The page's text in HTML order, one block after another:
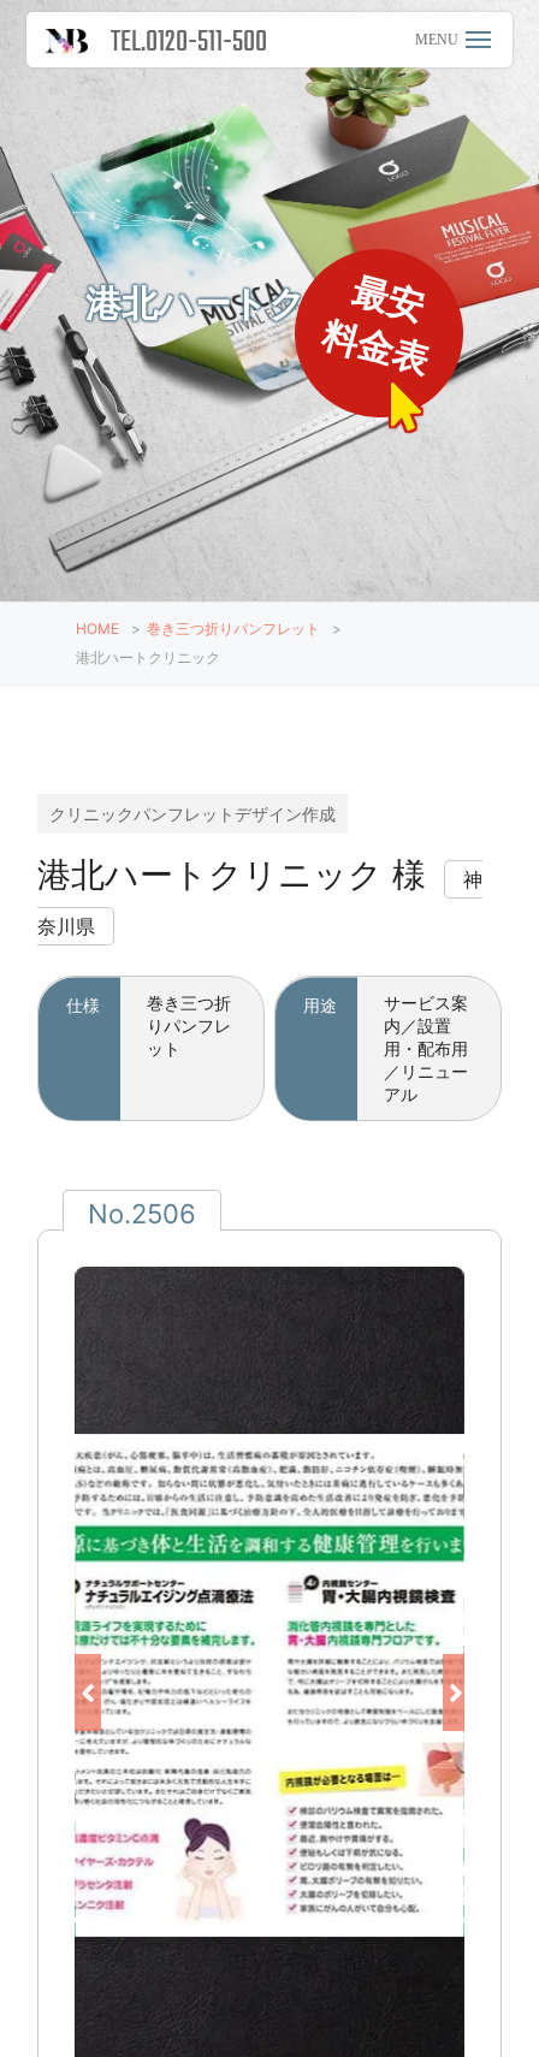
TEL.0120-511-500
港北ハートクリニック
最安
料金表
HOME > 巻き三つ折りパンフレット
>
港北ハートクリニック
クリニックパンフレットデザイン作成
港北ハートクリニック 様
神
奈川県
仕様
巻き三つ折
りパンフレ
ット
用途
サービス案
内／設置
用・配布用
／リニュー
アル
No.2506